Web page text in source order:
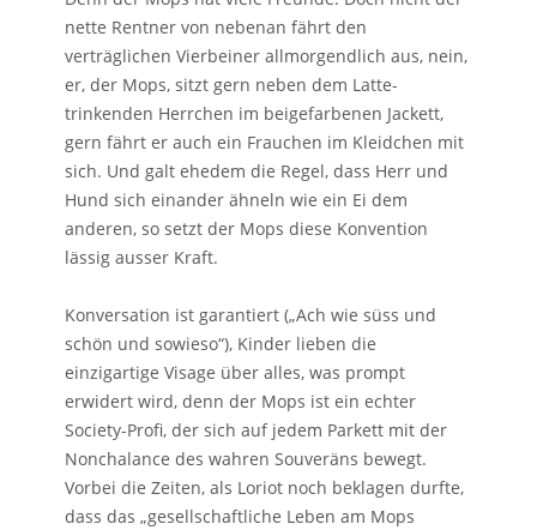
nette Rentner von nebenan fährt den
verträglichen Vierbeiner allmorgendlich aus, nein,
er, der Mops, sitzt gern neben dem Latte-
trinkenden Herrchen im beigefarbenen Jackett,
gern fährt er auch ein Frauchen im Kleidchen mit
sich. Und galt ehedem die Regel, dass Herr und
Hund sich einander ähneln wie ein Ei dem
anderen, so setzt der Mops diese Konvention
lässig ausser Kraft.
Konversation ist garantiert („Ach wie süss und
schön und sowieso“), Kinder lieben die
einzigartige Visage über alles, was prompt
erwidert wird, denn der Mops ist ein echter
Society-Profi, der sich auf jedem Parkett mit der
Nonchalance des wahren Souveräns bewegt.
Vorbei die Zeiten, als Loriot noch beklagen durfte,
dass das „gesellschaftliche Leben am Mops